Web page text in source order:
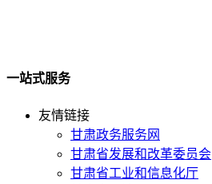
一站式服务
友情链接
甘肃政务服务网
甘肃省发展和改革委员会
甘肃省工业和信息化厅